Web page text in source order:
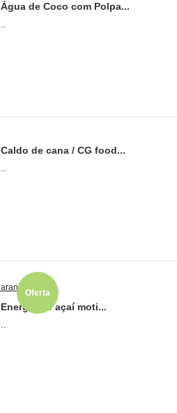
Água de Coco com Polpa...
..
Caldo de cana / CG food...
..
Oferta
Energético açaí moti...
..